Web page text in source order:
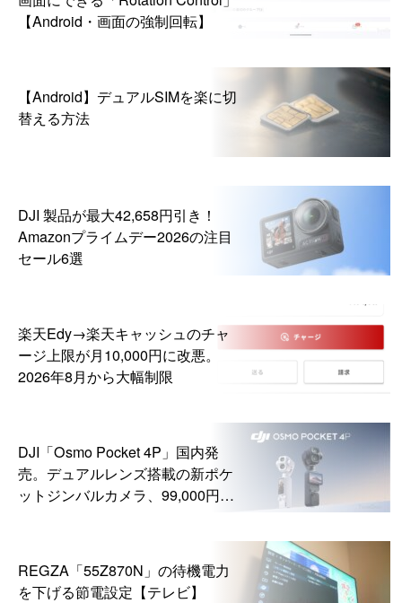
【Android・画面の強制回転】
【Android】デュアルSIMを楽に切
替える方法
DJI 製品が最大42,658円引き！
Amazonプライムデー2026の注目
セール6選
楽天Edy→楽天キャッシュのチャ
ージ上限が月10,000円に改悪。
2026年8月から大幅制限
DJI「Osmo Pocket 4P」国内発
売。デュアルレンズ搭載の新ポケ
ットジンバルカメラ、99,000円か
REGZA「55Z870N」の待機電力
を下げる節電設定【テレビ】